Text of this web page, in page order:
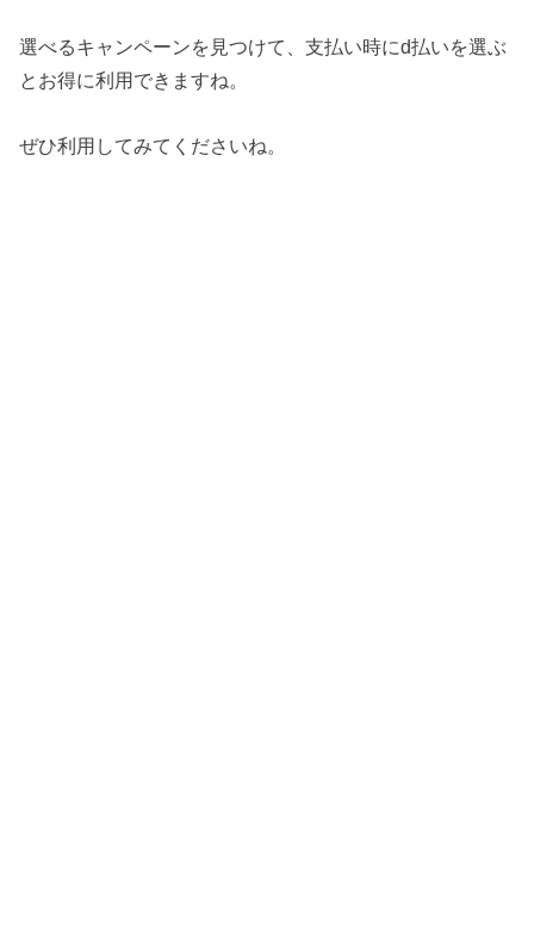
選べるキャンペーンを見つけて、支払い時にd払いを選ぶ
とお得に利用できますね。
ぜひ利用してみてくださいね。